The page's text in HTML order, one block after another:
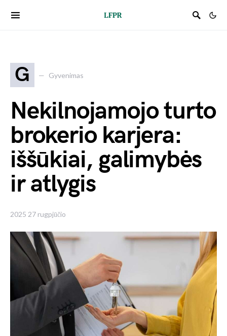
G Gyvenimas
Nekilnojamojo turto
brokerio karjera:
iššūkiai, galimybės
ir atlygis
2025 27 rugpjūčio